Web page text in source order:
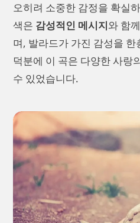
오히려 소중한 감정을 확실
색은 감성적인 메시지와 함
며, 발라드가 가진 감성을
덕분에 이 곡은 다양한 사랑
수 있었습니다.